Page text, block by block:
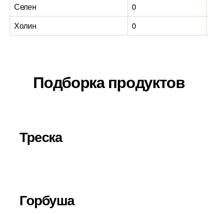
Селен
0
Холин
0
Подборка продуктов
Треска
Горбуша